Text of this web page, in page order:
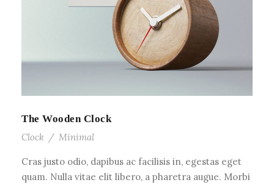
The Wooden Clock
Clock / Minimal
Cras justo odio, dapibus ac facilisis in, egestas eget
quam. Nulla vitae elit libero, a pharetra augue. Morbi